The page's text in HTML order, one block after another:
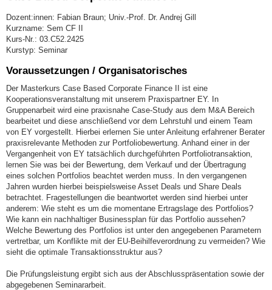
Dozent:innen: Fabian Braun; Univ.-Prof. Dr. Andrej Gill
Kurzname: Sem CF II
Kurs-Nr.: 03.C52.2425
Kurstyp: Seminar
Voraussetzungen / Organisatorisches
Der Masterkurs Case Based Corporate Finance II ist eine
Kooperationsveranstaltung mit unserem Praxispartner EY. In
Gruppenarbeit wird eine praxisnahe Case-Study aus dem M&A Bereich
bearbeitet und diese anschließend vor dem Lehrstuhl und einem Team
von EY vorgestellt. Hierbei erlernen Sie unter Anleitung erfahrener Berater
praxisrelevante Methoden zur Portfoliobewertung. Anhand einer in der
Vergangenheit von EY tatsächlich durchgeführten Portfoliotransaktion,
lernen Sie was bei der Bewertung, dem Verkauf und der Übertragung
eines solchen Portfolios beachtet werden muss. In den vergangenen
Jahren wurden hierbei beispielsweise Asset Deals und Share Deals
betrachtet. Fragestellungen die beantwortet werden sind hierbei unter
anderem: Wie steht es um die momentane Ertragslage des Portfolios?
Wie kann ein nachhaltiger Businessplan für das Portfolio aussehen?
Welche Bewertung des Portfolios ist unter den angegebenen Parametern
vertretbar, um Konflikte mit der EU-Beihilfeverordnung zu vermeiden? Wie
sieht die optimale Transaktionsstruktur aus?
Die Prüfungsleistung ergibt sich aus der Abschlusspräsentation sowie der
abgegebenen Seminararbeit.